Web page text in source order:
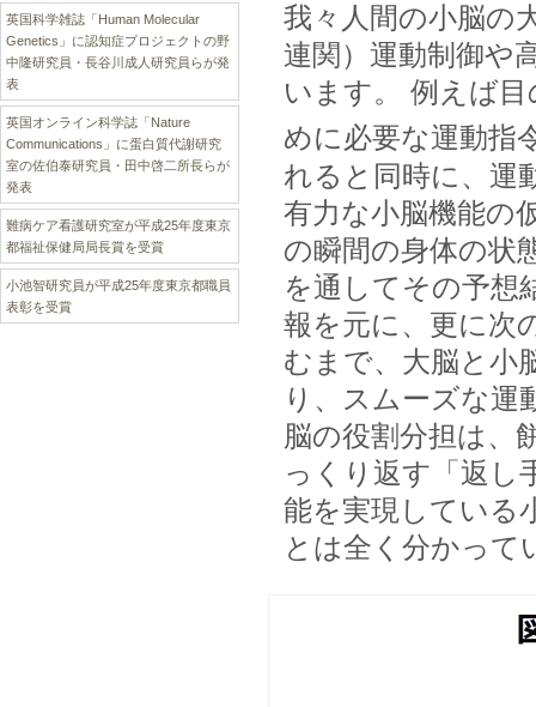
英国科学雑誌「Human Molecular
Genetics」に認知症プロジェクトの野
中隆研究員・長谷川成人研究員らが発
表
英国オンライン科学誌「Nature
Communications」に蛋白質代謝研究
室の佐伯泰研究員・田中啓二所長らが
発表
難病ケア看護研究室が平成25年度東京
都福祉保健局局長賞を受賞
小池智研究員が平成25年度東京都職員
表彰を受賞
我々人間の小脳の
連関）運動制御や
います。 例えば
めに必要な運動指
れると同時に、運
有力な小脳機能の
の瞬間の身体の状
を通してその予想
報を元に、更に次
むまで、大脳と小
り、スムーズな運
脳の役割分担は、
っくり返す「返し
能を実現している
とは全く分かって